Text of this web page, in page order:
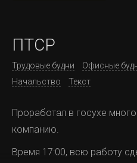
ПТСР
Трудовые будни Офисные
Начальство
Текст
Проработал в госухе
компанию.
Время 17:00, всю работу